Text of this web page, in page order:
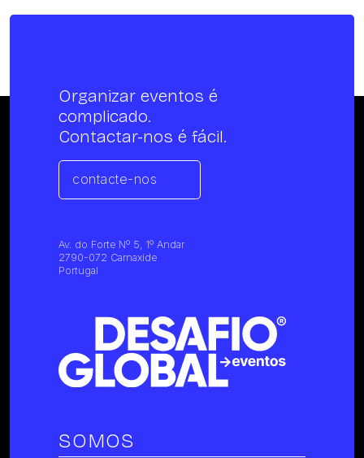
Organizar eventos é
complicado.
Contactar-nos é fácil.
contacte-nos
Av. do Forte Nº 5, 1º Andar
2790-072 Carnaxide
Portugal
SOMOS